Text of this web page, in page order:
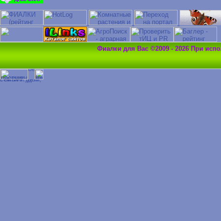
Фиалки для Вас ©2009 - 2026 При